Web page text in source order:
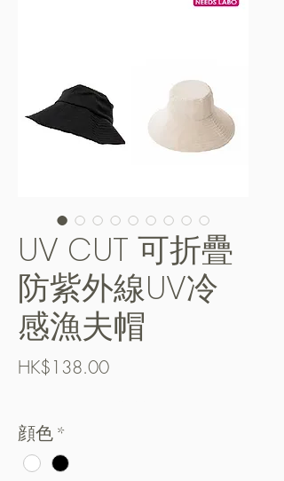
UV CUT 可折疊
防紫外線UV冷
感漁夫帽
HK$138.00價
顔色 *